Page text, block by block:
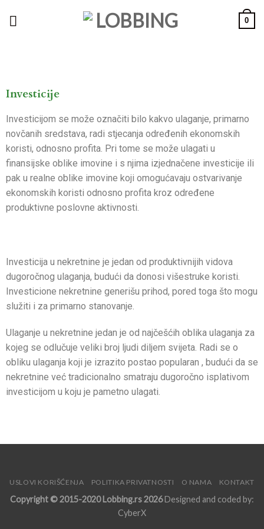
0
Investicije
Investicijom se može označiti bilo kakvo ulaganje, primarno
novčanih sredstava, radi stjecanja određenih ekonomskih
koristi, odnosno profita. Pri tome se može ulagati u
finansijske oblike imovine i s njima izjednačene investicije ili
pak u realne oblike imovine koji omogućavaju ostvarivanje
ekonomskih koristi odnosno profita kroz određene
produktivne poslovne aktivnosti.
Investicija u nekretnine je jedan od produktivnijih vidova
dugoročnog ulaganja, budući da donosi višestruke koristi.
Investicione nekretnine generišu prihod, pored toga što mogu
služiti i za primarno stanovanje.
Ulaganje u nekretnine jedan je od najčešćih oblika ulaganja za
kojeg se odlučuje veliki broj ljudi diljem svijeta. Radi se o
obliku ulaganja koji je izrazito postao popularan , budući da se
nekretnine već tradicionalno smatraju dugoročno isplativom
investicijom u koju je pametno ulagati.
USLOVI KORIŠĆENJA POLITIKA PRIVATNOSTI O NAMA KONTAKT
Copyright © 2015-2020 Lobbing.rs 2026Designed and coded by:
CyberX